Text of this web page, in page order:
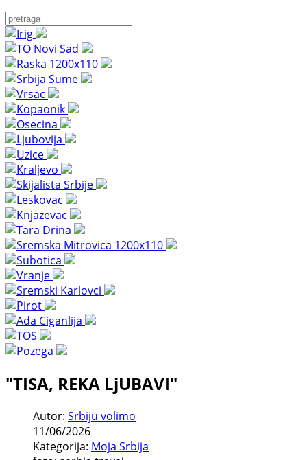
"TISA, REKA LjUBAVI"
Autor: Srbiju volimo
11/06/2026
Kategorija: Moja Srbija